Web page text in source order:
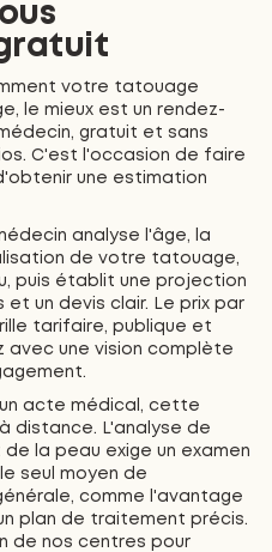
votre tatouage
le mieux est un rendez-
gratuit et sans
C'est l'occasion de faire
une estimation
analyse l'âge, la
de votre tatouage,
puis établit une projection
et un devis clair. Le prix par
tarifaire, publique et
avec une vision complète
acte médical, cette
distance. L'analyse de
la peau exige un examen
seul moyen de
comme l'avantage
plan de traitement précis.
de nos centres pour